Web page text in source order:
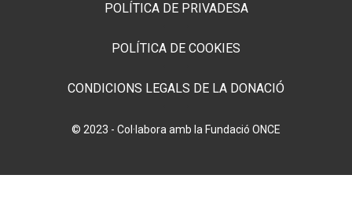
POLÍTICA DE PRIVADESA
POLÍTICA DE COOKIES
CONDICIONS LEGALS DE LA DONACIÓ
© 2023 - Col·labora amb la Fundació ONCE